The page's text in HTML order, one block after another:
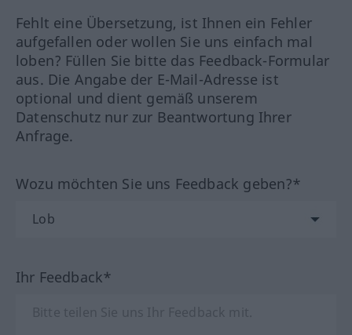
Fehlt eine Übersetzung, ist Ihnen ein Fehler
aufgefallen oder wollen Sie uns einfach mal
loben? Füllen Sie bitte das Feedback-Formular
aus. Die Angabe der E-Mail-Adresse ist
optional und dient gemäß unserem
Datenschutz nur zur Beantwortung Ihrer
Anfrage.
Wozu möchten Sie uns Feedback geben?*
Ihr Feedback*